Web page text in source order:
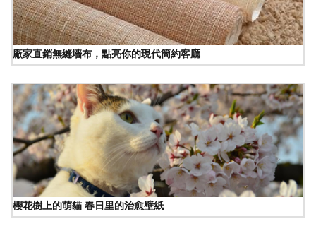
廠家直銷無縫墻布，點亮你的現代簡約客廳
櫻花樹上的萌貓 春日里的治愈壁紙